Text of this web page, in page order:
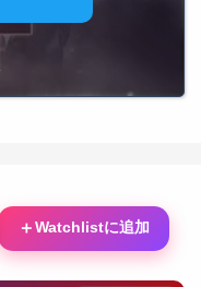
＋Watchlistに追加